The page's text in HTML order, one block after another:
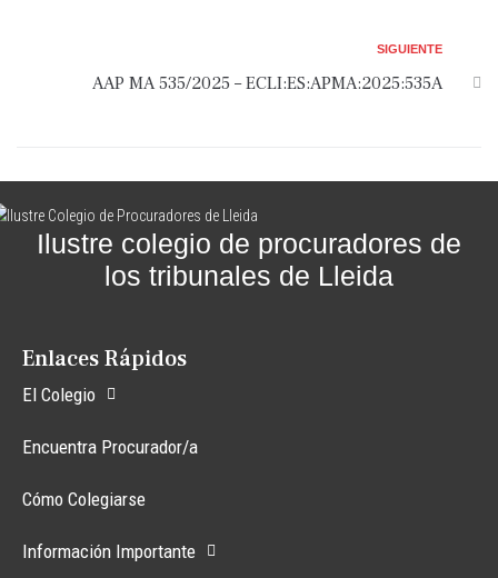
SIGUIENTE
AAP MA 535/2025 – ECLI:ES:APMA:2025:535A
Ilustre colegio de procuradores de
los tribunales de Lleida
Enlaces Rápidos
El Colegio
Encuentra Procurador/a
Cómo Colegiarse
Información Importante